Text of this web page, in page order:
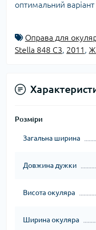
оптимальний
Оправа для
Stella 848 С3 2011
Розміри
Загальна ширина
Довжина дужки
Висота окуляра
Ширина окуляра